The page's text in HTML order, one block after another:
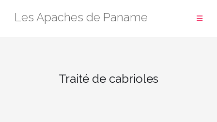
Les Apaches de Paname
Traité de cabrioles